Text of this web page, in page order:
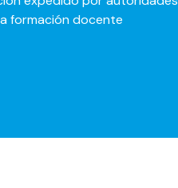
formación docente